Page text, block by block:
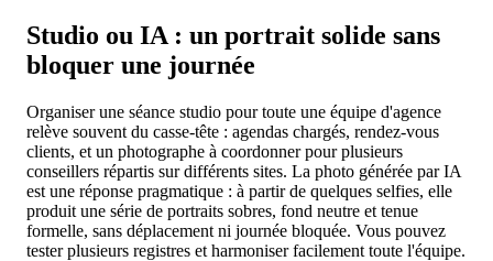
Studio ou IA : un portrait solide sans
bloquer une journée
Organiser une séance studio pour toute une équipe d'agence
relève souvent du casse-tête : agendas chargés, rendez-vous
clients, et un photographe à coordonner pour plusieurs
conseillers répartis sur différents sites. La photo générée par IA
est une réponse pragmatique : à partir de quelques selfies, elle
produit une série de portraits sobres, fond neutre et tenue
formelle, sans déplacement ni journée bloquée. Vous pouvez
tester plusieurs registres et harmoniser facilement toute l'équipe.